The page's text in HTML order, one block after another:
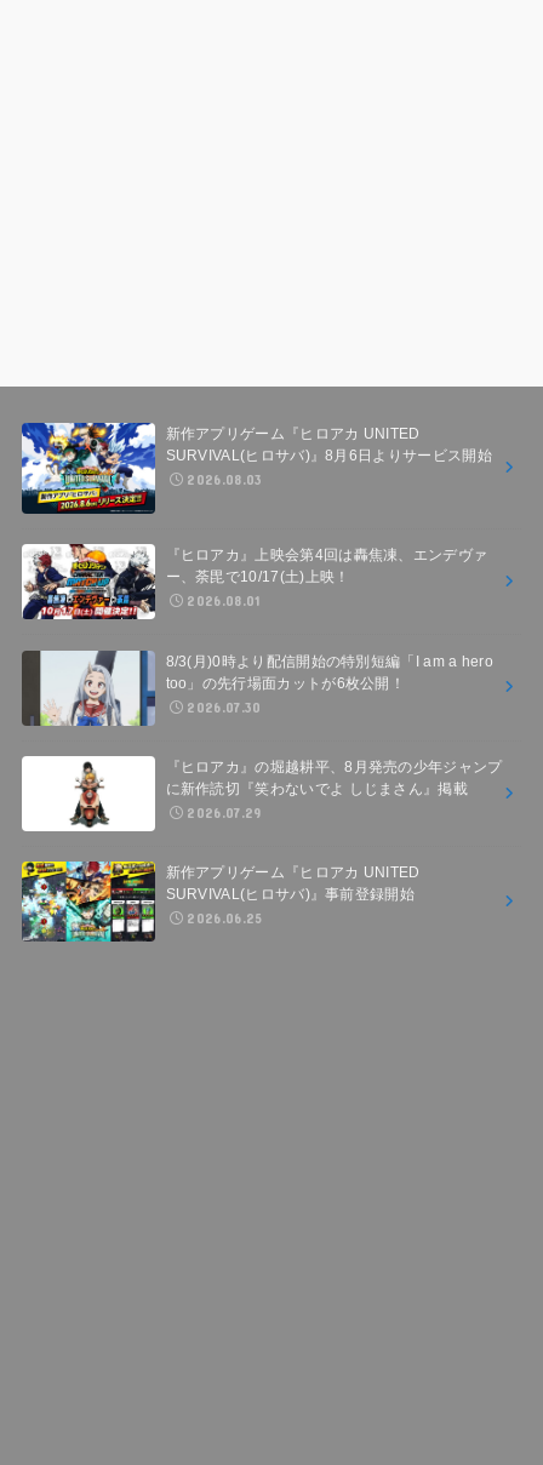
新作アプリゲーム『ヒロアカ UNITED
SURVIVAL(ヒロサバ)』8月6日よりサービス開始
2026.08.03
『ヒロアカ』上映会第4回は轟焦凍、エンデヴァ
ー、荼毘で10/17(土)上映！
2026.08.01
8/3(月)0時より配信開始の特別短編「I am a hero
too」の先行場面カットが6枚公開！
2026.07.30
『ヒロアカ』の堀越耕平、8月発売の少年ジャンプ
に新作読切『笑わないでよ しじまさん』掲載
2026.07.29
新作アプリゲーム『ヒロアカ UNITED
SURVIVAL(ヒロサバ)』事前登録開始
2026.06.25